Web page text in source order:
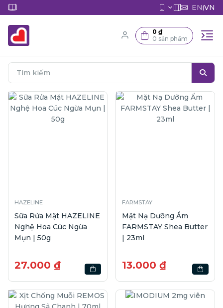
EN|VN
0 ₫
0 sản phẩm
HAZELINE
Sữa Rửa Mặt HAZELINE
Nghệ Hoa Cúc Ngừa
Mụn | 50g
27.000 ₫
FARMSTAY
Mặt Nạ Dưỡng Ẩm
FARMSTAY Shea Butter
| 23ml
13.000 ₫